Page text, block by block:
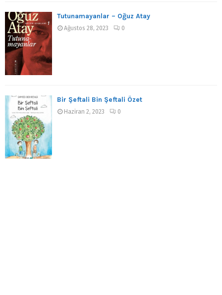
Tutunamayanlar – Oğuz Atay
Ağustos 28, 2023 0
Bir Şeftali Bin Şeftali Özet
Haziran 2, 2023 0